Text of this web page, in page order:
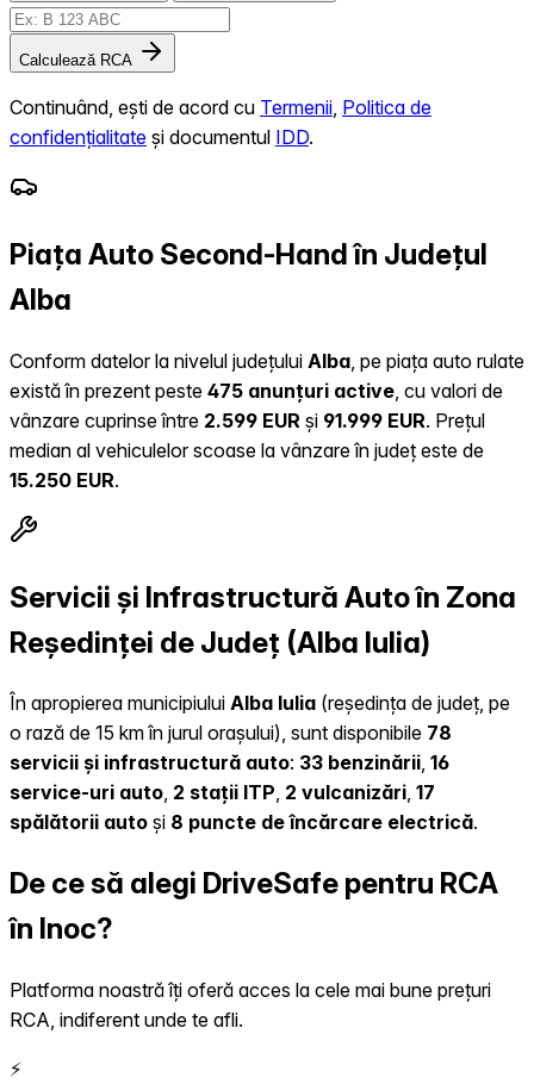
Calculează RCA
Continuând, ești de acord cu Termenii Politica de
confidențialitate și documentul IDD.
Piața Auto Second-Hand în Județul
Alba
Conform datelor la nivelul județului Alba , pe piața auto rulate
există în prezent peste 475 anunțuri active , cu valori de
vânzare cuprinse între 2.599 EUR și 91.999 EUR. Prețul
median al vehiculelor scoase la vânzare în județ este de
15.250 EUR.
Servicii și Infrastructură Auto în Zona
Reședinței de Județ (Alba Iulia)
În apropierea municipiului Alba Iulia (reședința de județ, pe
o rază de 15 km în jurul orașului), sunt disponibile 78
servicii și infrastructură auto: 33 benzinării, 16
service-uri auto, 2 stații ITP, 2 vulcanizări, 17
spălătorii auto și 8 puncte de încărcare electrică.
De ce să alegi DriveSafe pentru RCA
în Inoc?
Platforma noastră îți oferă acces la cele mai bune prețuri
RCA, indiferent unde te afli.
⚡